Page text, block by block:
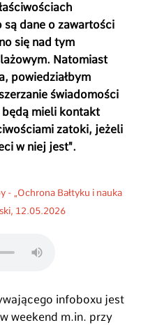
dane o zawartości
się nad tym
Natomiast
powiedziałbym
świadomości
mieli kontakt
zatoki, jeżeli
w niej jest".
- „Ochrona Bałtyku i nauka
12.05.2026
infoboxu jest
weekend m.in. przy